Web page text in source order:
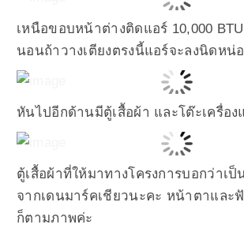
เหนือขอบหน้าต่างติดแอร์ 10,000
นอนถ้าวางเตียงตรงนี้แอร์จะลงนิดหน่
หันไปอีกด้านมีตู้เสื้อผ้า และโต๊ะเครื่อง
ตู้เสื้อผ้าที่ให้มาทางโครงการบอกว่าเป็
จากเดนมาร์คเชียวนะคะ หน้าตาและ
ก็ตามภาพค่ะ